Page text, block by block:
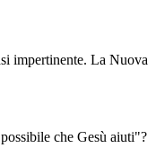
impertinente. La Nuova
che Gesù aiuti"?